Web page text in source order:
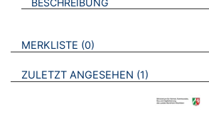
BESCHREIBUNG
VERWEISE AUF VERMERKTE- ODER
MERKLISTE 0 BROSCHÜREN
ZULETZT ANGESEHEN 1